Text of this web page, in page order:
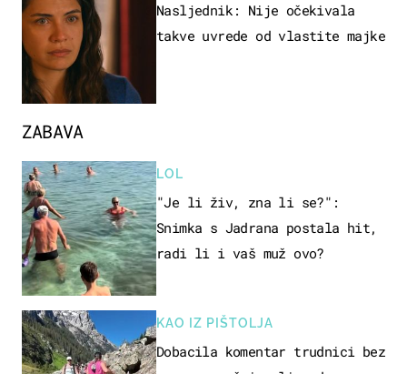
ZABAVA
LOL
"Je li živ, zna li se?":
Snimka s Jadrana postala hit,
radi li i vaš muž ovo?
KAO IZ PIŠTOLJA
Dobacila komentar trudnici bez
Nasljednik: Nije očekivala
takve uvrede od vlastite majke